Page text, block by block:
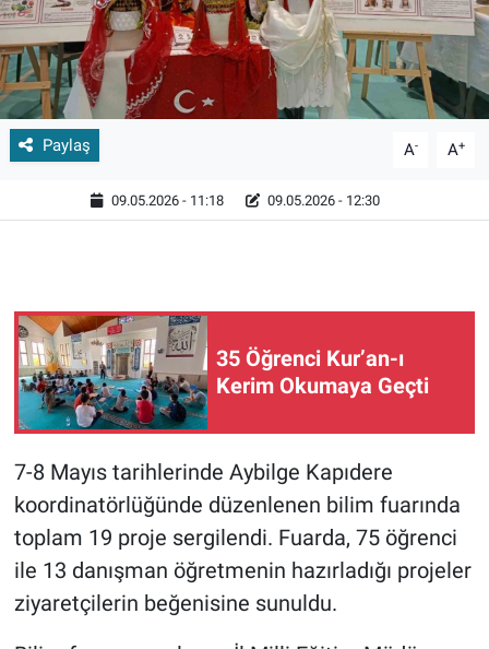
Paylaş A- A+
09.05.2026 - 11:18 09.05.2026 - 12:30
35 Öğrenci Kur’an-ı
Kerim Okumaya Geçti
7-8 Mayıs tarihlerinde Aybilge Kapıdere
koordinatörlüğünde düzenlenen bilim fuarında
toplam 19 proje sergilendi. Fuarda, 75 öğrenci
ile 13 danışman öğretmenin hazırladığı projeler
ziyaretçilerin beğenisine sunuldu.